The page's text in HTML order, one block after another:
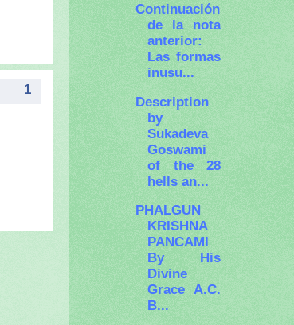
1
Continuación
de la nota
anterior:
Las formas
inusu...
Description
by
Sukadeva
Goswami
of the 28
hells an...
PHALGUN
KRISHNA
PANCAMI
By His
Divine
Grace A.C.
B...